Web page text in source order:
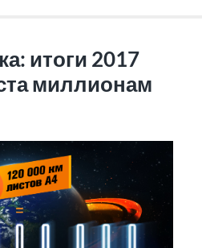
итоги 2017
миллионам